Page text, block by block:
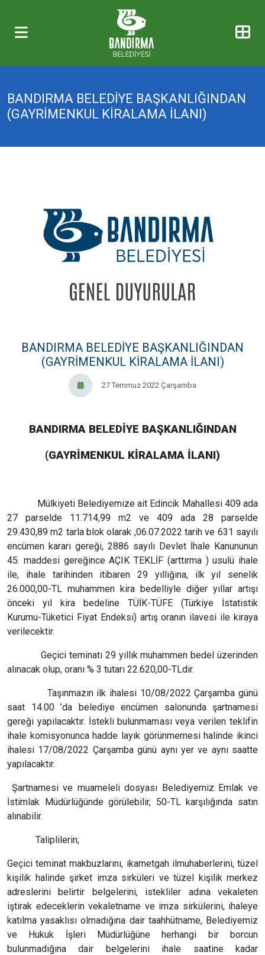
BANDIRMA BELEDİYE BAŞKANLIĞINDAN
(GAYRİMENKUL KİRALAMA İLANI)
BANDIRMA BELEDİYE BAŞKANLIĞINDAN
(GAYRİMENKUL KİRALAMA İLANI)
27 Temmuz 2022 Çarşamba
BANDIRMA BELEDİYE BAŞKANLIĞINDAN
(GAYRİMENKUL KİRALAMA İLANI)
Mülkiyeti Belediyemize ait Edincik Mahallesi 409 ada
27 parselde 11.714,99 m2 ve 409 ada 28 parselde
29.430,89 m2 tarla blok olarak ,06.07.2022 tarih ve 631 sayılı
encümen kararı gereği, 2886 sayılı Devlet İhale Kanununun
45. maddesi gereğince AÇIK TEKLİF (arttırma ) usulü ihale
ile, ihale tarihinden itibaren 29 yıllığına, ilk yıl senelik
26.000,00-TL muhammen kira bedelliyle diğer yıllar artışı
önceki yıl kira bedeline TÜİK-TÜFE (Türkiye İstatistik
Kurumu-Tüketici Fiyat Endeksi) artış oranın ilavesi ile kiraya
verilecektir.
Geçici teminatı 29 yıllık muhammen bedel üzerinden
alınacak olup, oranı % 3 tutarı 22.620,00-TLdir.
Taşınmazın ilk ihalesi 10/08/2022 Çarşamba günü
saat 14.00 ’da belediye encümen salonunda şartnamesi
gereği yapılacaktır. İstekli bulunmaması veya verilen teklifin
ihale komisyonunca hadde layık görünmemesi halinde ikinci
ihalesi 17/08/2022 Çarşamba günü aynı yer ve aynı saatte
yapılacaktır.
Şartnamesi ve muameleli dosyası Belediyemiz Emlak ve
İstimlak Müdürlüğünde görülebilir, 50-TL karşılığında satın
alınabilir.
Taliplilerin;
Geçici teminat makbuzlarını, ikametgah ilmuhaberlerini, tüzel
kişilik halinde şirket imza sirküleri ve tüzel kişilik merkez
adreslerini belirtir belgelerini, istekliler adına vekaleten
iştirak edeceklerin vekaletname ve imza sirkülerini, ihaleye
katılma yasaklısı olmadığına dair taahhütname, Belediyemiz
ve Hukuk İşleri Müdürlüğüne herhangi bir borcun
bulunmadığına dair belgelerini ihale saatine kadar